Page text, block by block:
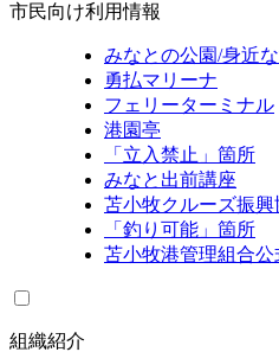
市民向け利用情報
みなとの公園/身近
勇払マリーナ
フェリーターミナル
港園亭
「立入禁止」箇所
みなと出前講座
苫小牧クルーズ振興
「釣り可能」箇所
苫小牧港管理組合公
組織紹介